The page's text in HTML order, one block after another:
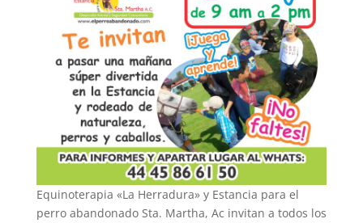
Equinoterapia «La Herradura» y Estancia para el
perro abandonado Sta. Martha, Ac invitan a todos los